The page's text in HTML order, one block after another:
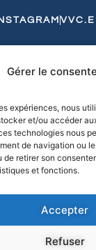
Gérer le
expériences, nous
et/ou accéder
technologies nous
de navigation ou
de retirer son
et fonctions.
Accepter
Refuser
et de Cookies
FLO & CO. All